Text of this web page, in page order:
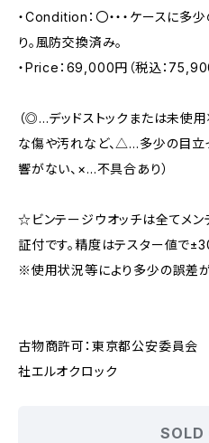
・Condition：〇・・・ケースに多
り。風防交換済み。
・Price：69,000円（税込：
（◎…デッドストックまたは未使
な傷や汚れなど、△…多少の目
響がない、×…不具合あり）
☆ビンテージウオッチは全てメン
証付です。精度はテスター値で
※使用状況等により多少の誤差が
古物商許可：東京都公安委員
社エルオクロック
SOLD